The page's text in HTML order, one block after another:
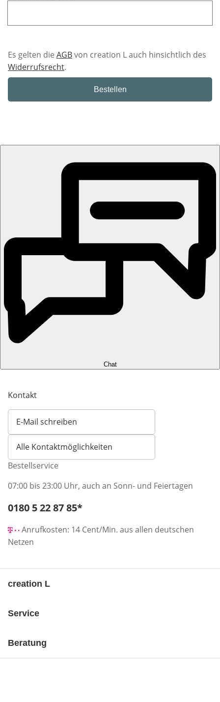
Es gelten die AGBvon creation L auch hinsichtlich des
Widerrufsrecht.
Bestellen
Chat
Kontakt
E-Mail schreiben
Öffnet E-Mail-Client
Alle Kontaktmöglichkeiten
Bestellservice
07:00 bis 23:00 Uhr, auch an Sonn- und Feiertagen
Telefonnummer:
0180 5 22 87 85*
Anrufkosten: 14 Cent/Min. aus allen deutschen
Netzen
creation L
Service
Beratung